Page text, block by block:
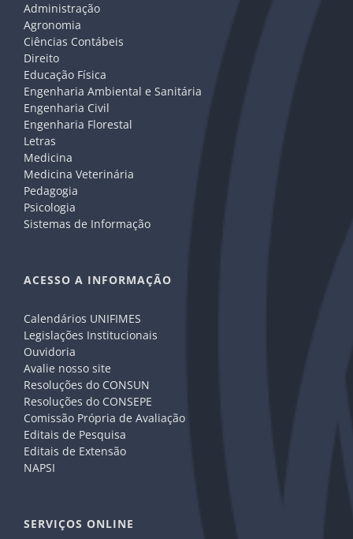
Administração
Agronomia
Ciências Contábeis
Direito
Educação Física
Engenharia Ambiental e Sanitária
Engenharia Civil
Engenharia Florestal
Letras
Medicina
Medicina Veterinária
Pedagogia
Psicologia
Sistemas de Informação
ACESSO A INFORMAÇÃO
Calendários UNIFIMES
Legislações Institucionais
Ouvidoria
Avalie nosso site
Resoluções do CONSUN
Resoluções do CONSEPE
Comissão Própria de Avaliação
Editais de Pesquisa
Editais de Extensão
NAPSI
SERVIÇOS ONLINE